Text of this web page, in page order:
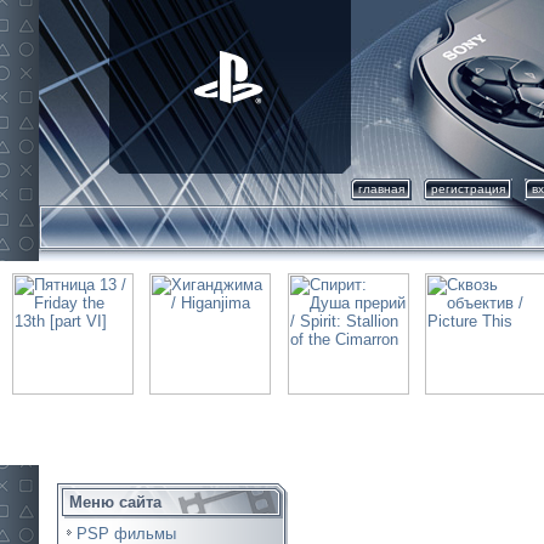
главная регистрация
Меню сайта
PSP фильмы